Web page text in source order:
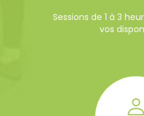
Sessions de 1 à 3
vos